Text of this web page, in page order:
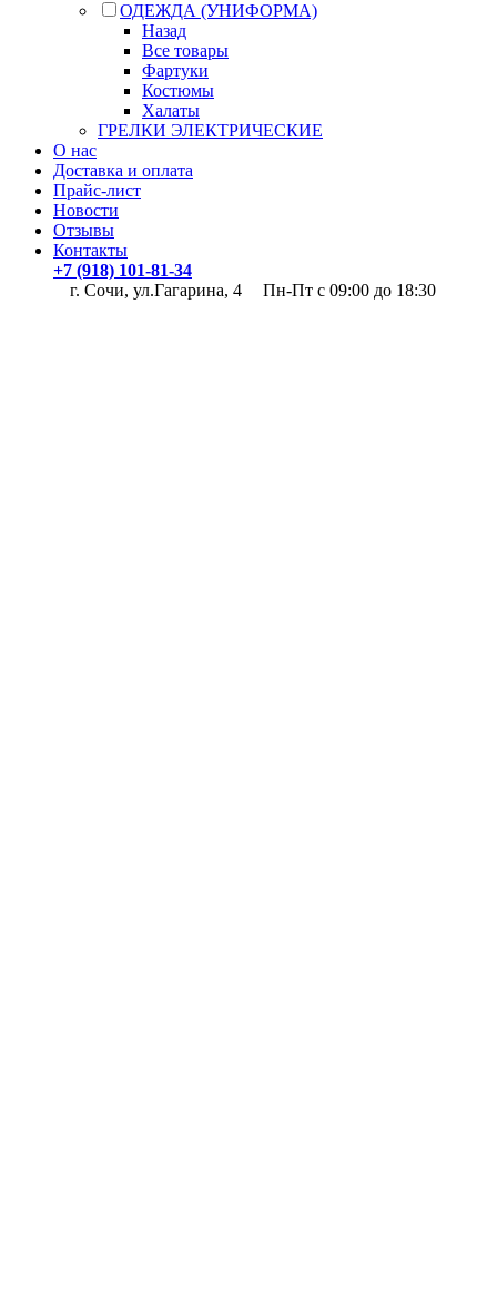
ОДЕЖДА (УНИФОРМА)
Назад
Все товары
Фартуки
Костюмы
Халаты
ГРЕЛКИ ЭЛЕКТРИЧЕСКИЕ
О нас
Доставка и оплата
Прайс-лист
Новости
Отзывы
Контакты
+7 (918) 101-81-34
г. Сочи, ул.Гагарина, 4
Пн-Пт с 09:00 до 18:30